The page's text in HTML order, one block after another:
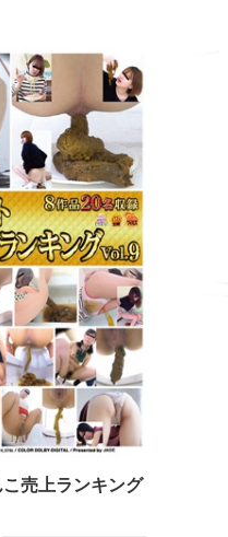
売上ランキング